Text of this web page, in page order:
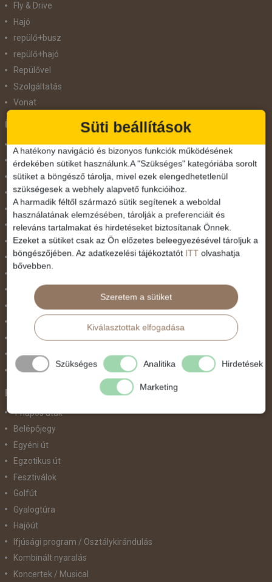
Fly & Drive
Hajó
repülő+busz
repülő+hajó
Repülővel
Szolgáltatás
Vonat
Ünnepek
Adventi hetek
Húsvét
Karácsonyi utazás
Karnevál
Két ünnep között
Május 1.
Március 15.
Mikulás
November 1.
Október 23.
Pünkösdi utazás
Szilveszter
Tavaszi szünet
Valentin nap
1 napos utak
Belépőjegy
Egyéni út
Egzotikus út
Fesztiválok
Golfút
Gyalogtúra
Hajóút
Ifjúsági program / Osztálykirándulás
Kombinált nyaralás
Koncertek / Musical
Süti beállítások
A hatékony navigáció és bizonyos funkciók működésének
érdekében sütiket használunk.A "Szükséges" kategóriába sorolt
sütiket a böngésző tárolja, mivel ezek elengedhetetlenül
szükségesek a webhely alapvető funkcióihoz.
A harmadik féltől származó sütik segítenek a weboldal
használatának elemzésében, tárolják a preferenciáit és
releváns tartalmakat és hirdetéseket biztosítanak Önnek.
Ezeket a sütiket csak az Ön előzetes beleegyezésével tároljuk a
böngészőjében. Az adatkezelési tájékoztatót ITT olvashatja
bővebben.
Szeretem a sütiket
Kiválasztottak elfogadása
Szükséges Analitika Hirdetések
Marketing